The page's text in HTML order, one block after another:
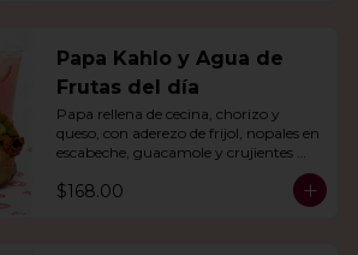
Papa Kahlo y Agua de
Frutas del día
Papa rellena de cecina, chorizo y
queso, con aderezo de frijol, nopales en
escabeche, guacamole y crujientes
$168.00